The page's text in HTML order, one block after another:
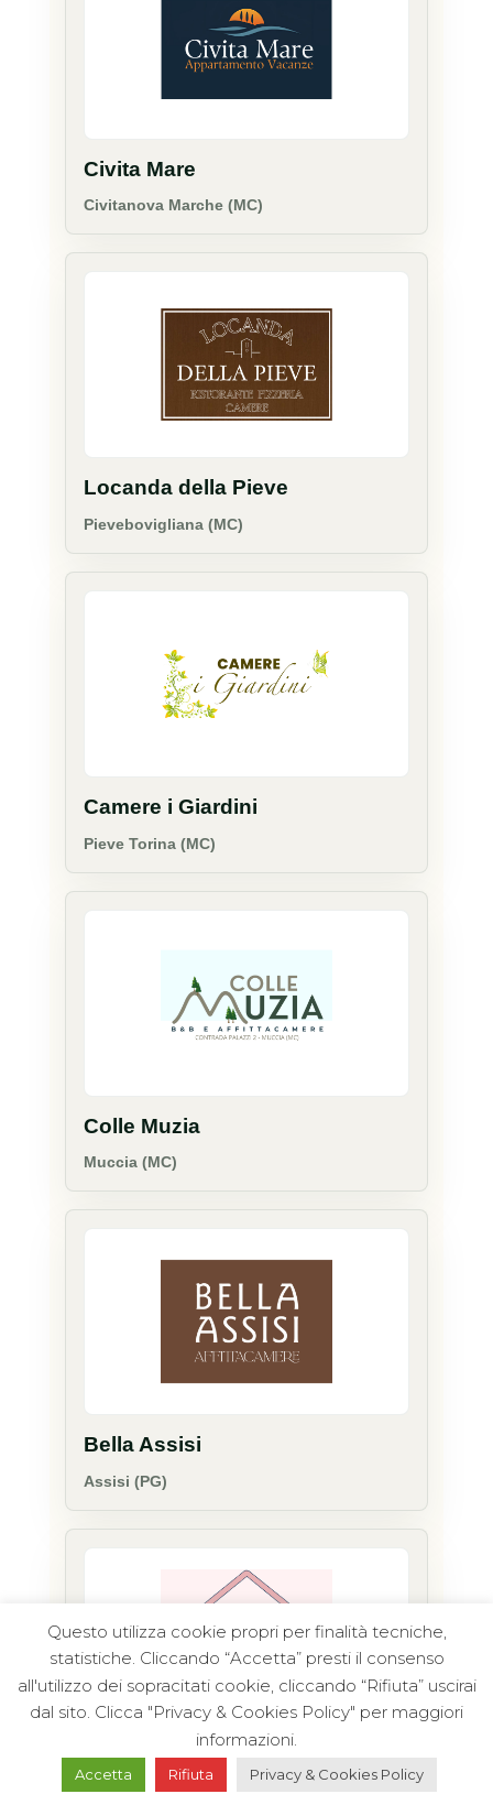
Civita Mare
Civitanova Marche (MC)
Locanda della Pieve
Pievebovigliana (MC)
Camere i Giardini
Pieve Torina (MC)
Colle Muzia
Muccia (MC)
Bella Assisi
Assisi (PG)
Casa Nina
Questo utilizza cookie propri per finalità tecniche,
statistiche. Cliccando “Accetta” presti il consenso
all'utilizzo dei sopracitati cookie, cliccando “Rifiuta” uscirai
dal sito. Clicca "Privacy & Cookies Policy" per maggiori
informazioni.
Accetta Rifiuta Privacy & Cookies Policy